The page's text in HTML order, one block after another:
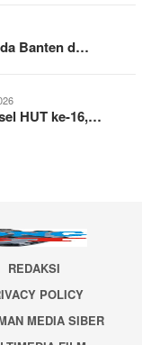
Banten d…
HUT ke-16,…
REDAKSI
POLICY
MEDIA SIBER